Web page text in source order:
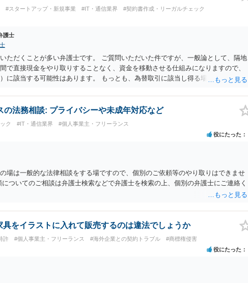
#スタートアップ・新規事業 #IT・通信業界 #契約書作成・リーガルチェック
護士
ただくことが多い弁護士です。 ご質問いただいた件ですが、一般論として、隔地
で直接現金をやり取りすることなく、資金を移動させる仕組みになりますので、
に該当する可能性はあります。 もっとも、為替取引に該当し得る場合であって
け取り、寄付団体に送金する」という資金の流れだけで判断することはできず、
と寄付団体をつなぐプラットフォームとしてどのように位置付けられるのか、利
的なサービスの座組を踏まえて検討する必要があります。 そのため、現在検討さ
、資金移動業に該当する可能性があるか、また、該当する場合にどのようなサー
動業に該当しない形（収納代行など）で運用できるかについては、具体的なサー
上で、個別に弁護士へご相談いただくことをお勧めいたします。
の法務相談: プライバシーや未成年対応など
ク #IT・通信業界 #個人事業主・フリーランス
役にたった
場は一般的な法律相談をする場ですので、個別のご依頼等のやり取りはできませ
ついてのご相談は弁護士検索などで弁護士を検索の上、個別の弁護士にご連絡く
具をイラストに入れて販売するのは違法でしょうか
許 #個人事業主・フリーランス #海外企業との契約トラブル #商標権侵害
役にたった